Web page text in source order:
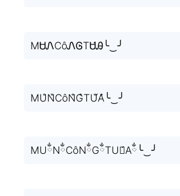
MᏌᏁCôᏁᎶTᏌ́Ꭿ╰‿╯
MU̐N̐CôN̐G̐TU̐́A̐╰‿╯
MUྂNྂCôNྂGྂTUྂ́Aྂ╰‿╯